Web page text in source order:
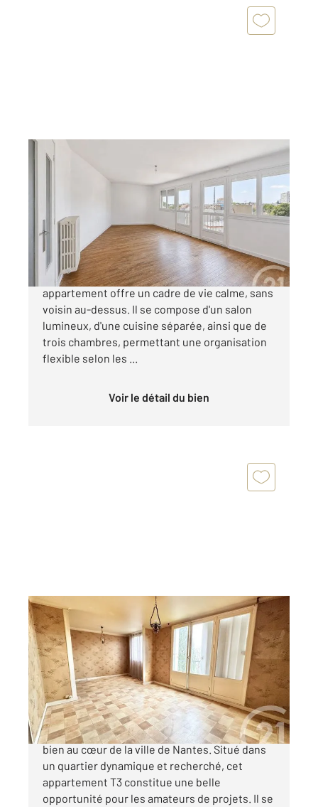
NANTES 44
Appartement T4 à vendre
214 990 €
MANGIN : Situé au 4 et dernier étage, cet
appartement offre un cadre de vie calme, sans
voisin au-dessus. Il se compose d'un salon
lumineux, d'une cuisine séparée, ainsi que de
trois chambres, permettant une organisation
flexible selon les ...
Voir le détail du bien
NANTES 44
52 m 2, 3 pièces
Ref : 3081
Appartement à vendre
99 990 €
DALBY : Venez découvrir le potentiel de ce
bien au cœur de la ville de Nantes. Situé dans
un quartier dynamique et recherché, cet
appartement T3 constitue une belle
opportunité pour les amateurs de projets. Il se